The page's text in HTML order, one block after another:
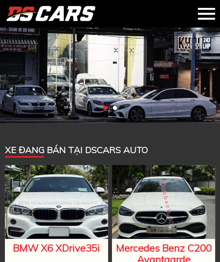
XE ĐANG BÁN TẠI DSCARS AUTO
BMW X6 XDrive35i
Mercedes Benz C200
Avantgarde